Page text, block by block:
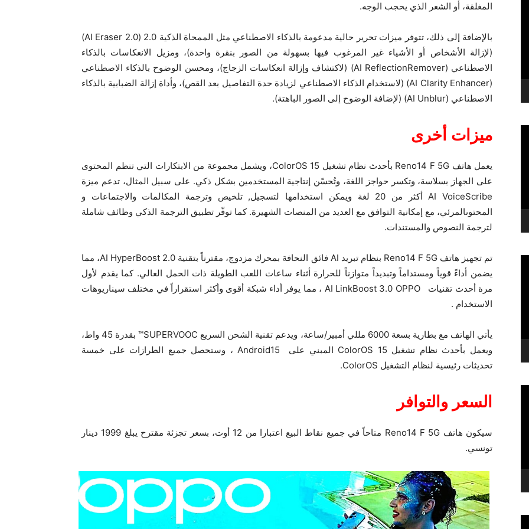
المغلقة، أو الشعر الذي يحجب الوجه.
بالإضافة إلى ذلك، تتوفر ميزات تحرير حالية مدعومة بالذكاء الاصطناعي مثل الممحاة الذكية 2.0 (AI Eraser 2.0)
(لإزالة الأشخاص أو الأشياء غير المرغوب فيها بسهولة من الصور بنقرة واحدة)، ومزيل الانعكاسات بالذكاء
الاصطناعي (AI ReflectionRemover) (لاكتشاف وإزالة انعكاسات الزجاج)، ومحسن الوضوح بالذكاء الاصطناعي
(AI Clarity Enhancer) (لاستخدام الذكاء الاصطناعي لزيادة حدة التفاصيل بعد القص)، وأداة إزالة الضبابية بالذكاء
الاصطناعي (AI Unblur) (لإضافة الوضوح إلى الصور الباهتة).
ميزات أخرى
يعمل هاتف Reno14 F 5G بأحدث نظام تشغيل ColorOS 15، ويشمل مجموعة من الابتكارات التي تنظم المحتوى
على الجهاز بسلاسة، وتكسر حواجز اللغة، وتُحسّن إنتاجية المستخدمين بشكل ذكي. على سبيل المثال، تدعم ميزة
AI VoiceScribe أكثر من 20 لغة ويمكن استخدامها لتسجيل, تلخيص وترجمة المكالمات والاجتماعات و
المحتوىالمرئي، مع إمكانية التوافق مع العديد من المنصات الشهيرة. كما توفّر تطبيق الترجمة الذكي وظائف شاملة
لترجمة النصوص والمستندات.
تم تجهيز هاتف Reno14 F 5G بنظام تبريد AI فائق النحافة بمحرك مزدوج، مقترناً بتقنية AI HyperBoost 2.0، مما
يضمن أداءً قوياً ومستداماً وتبديداً متوازناً للحرارة أثناء ساعات اللعب الطويلة ذات الحمل العالي. كما يقدم لأول
مرة أحدث تقنيات AI LinkBoost 3.0 OPPO ، مما يوفر أداء شبكة أقوى وأكثر استقراراً في مختلف سيناريوهات
الاستخدام .
يأتي الهاتف مع بطارية بسعة 6000 مللي أمبير/ساعة، ويدعم تقنية الشحن السريع SUPERVOOC™ بقدرة 45 واط،
ويعمل بأحدث نظام تشغيل ColorOS 15 المبني على Android15 ، وستحصل جميع الطرازات على خمسة
تحديثات رئيسية لنظام التشغيل ColorOS.
السعر والتوافر
سيكون هاتف Reno14 F 5G متاحاً في جميع نقاط البيع اعتبارا من 12 أوت، بسعر تجزئة مقترح يبلغ 1999 دينار
تونسي.